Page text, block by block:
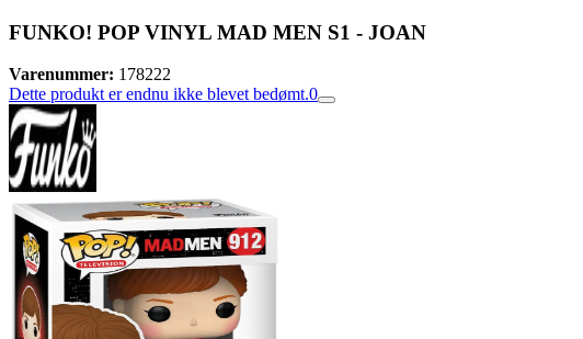
FUNKO! POP VINYL MAD MEN S1 - JOAN
Varenummer: 178222
Dette produkt er endnu ikke blevet bedømt.0